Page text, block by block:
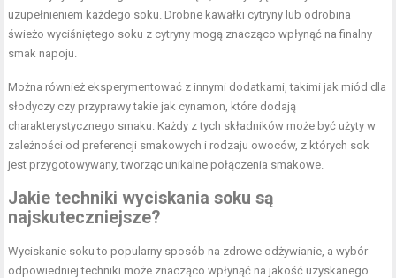
uzupełnieniem każdego soku. Drobne kawałki cytryny lub odrobina
świeżo wyciśniętego soku z cytryny mogą znacząco wpłynąć na finalny
smak napoju.
Można również eksperymentować z innymi dodatkami, takimi jak miód dla
słodyczy czy przyprawy takie jak cynamon, które dodają
charakterystycznego smaku. Każdy z tych składników może być użyty w
zależności od preferencji smakowych i rodzaju owoców, z których sok
jest przygotowywany, tworząc unikalne połączenia smakowe.
Jakie techniki wyciskania soku są
najskuteczniejsze?
Wyciskanie soku to popularny sposób na zdrowe odżywianie, a wybór
odpowiedniej techniki może znacząco wpłynąć na jakość uzyskanego